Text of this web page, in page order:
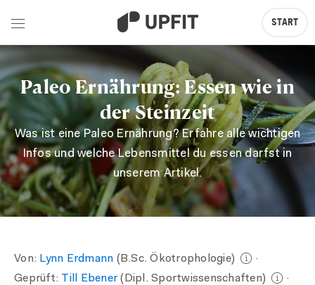
Paleo Ernährung: Essen wie in
der Steinzeit
Was ist eine Paleo Ernährung? Erfahre alle wichtigen
Infos und welche Lebensmittel du essen darfst in
unserem Artikel.
Von: Lynn Erdmann (B.Sc. Ökotrophologie)
·
Geprüft: Till Ebener(Dipl. Sportwissenschaften)
·
START